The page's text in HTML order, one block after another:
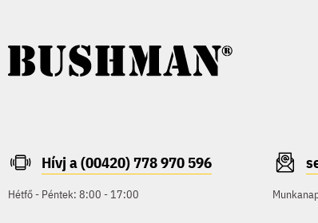
Hívj a (00420) 778 970 596
Hétfő - Péntek: 8:00 - 17:00